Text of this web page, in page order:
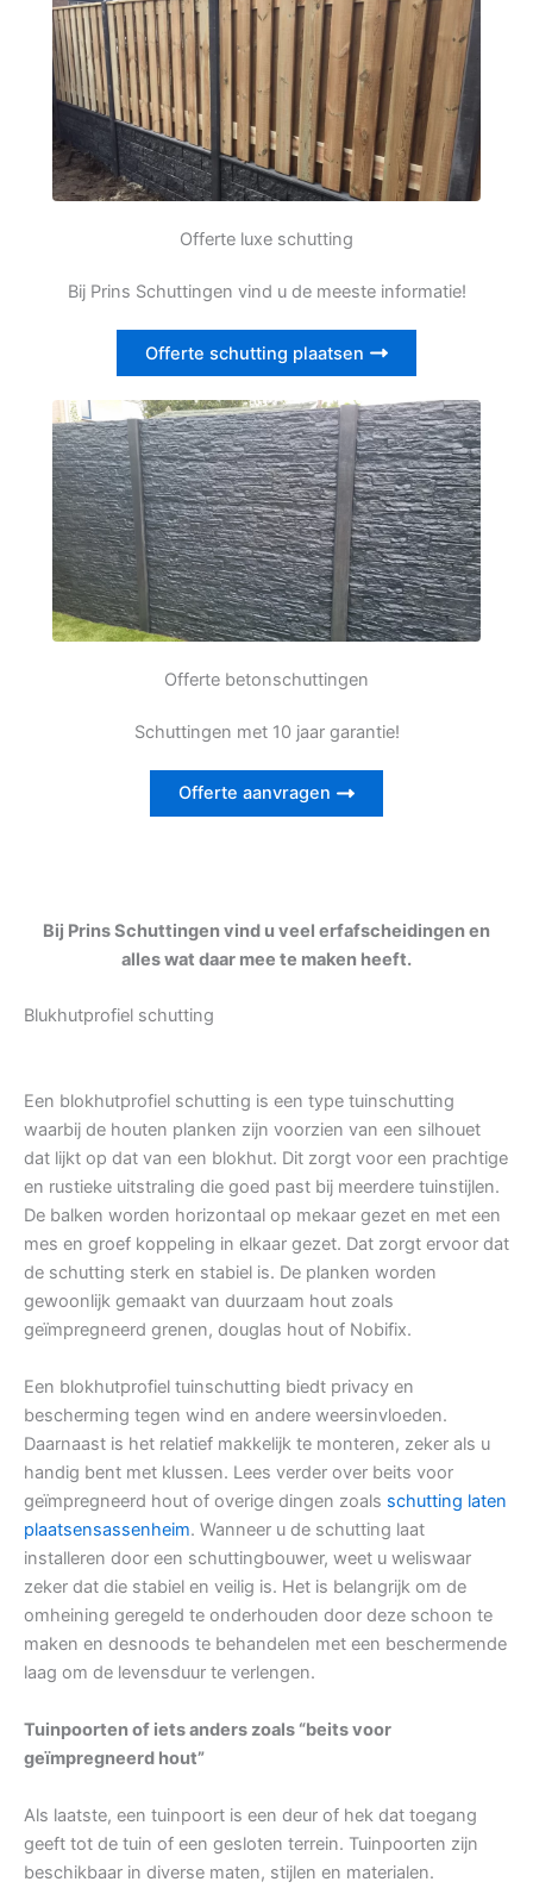
Offerte luxe schutting
Bij Prins Schuttingen vind u de meeste informatie!
Offerte schutting plaatsen
Offerte betonschuttingen
Schuttingen met 10 jaar garantie!
Offerte aanvragen
Bij Prins Schuttingen vind u veel erfafscheidingen en
alles wat daar mee te maken heeft.
Blukhutprofiel schutting
Een blokhutprofiel schutting is een type tuinschutting
waarbij de houten planken zijn voorzien van een silhouet
dat lijkt op dat van een blokhut. Dit zorgt voor een prachtige
en rustieke uitstraling die goed past bij meerdere tuinstijlen.
De balken worden horizontaal op mekaar gezet en met een
mes en groef koppeling in elkaar gezet. Dat zorgt ervoor dat
de schutting sterk en stabiel is. De planken worden
gewoonlijk gemaakt van duurzaam hout zoals
geïmpregneerd grenen, douglas hout of Nobifix.
Een blokhutprofiel tuinschutting biedt privacy en
bescherming tegen wind en andere weersinvloeden.
Daarnaast is het relatief makkelijk te monteren, zeker als u
handig bent met klussen. Lees verder over beits voor
geïmpregneerd hout of overige dingen zoals schutting laten
plaatsensassenheim. Wanneer u de schutting laat
installeren door een schuttingbouwer, weet u weliswaar
zeker dat die stabiel en veilig is. Het is belangrijk om de
omheining geregeld te onderhouden door deze schoon te
maken en desnoods te behandelen met een beschermende
laag om de levensduur te verlengen.
Tuinpoorten of iets anders zoals “beits voor
geïmpregneerd hout”
Als laatste, een tuinpoort is een deur of hek dat toegang
geeft tot de tuin of een gesloten terrein. Tuinpoorten zijn
beschikbaar in diverse maten, stijlen en materialen.